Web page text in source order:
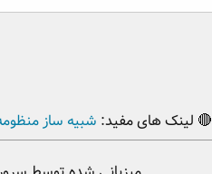
🔴 لینک های مفید: شبیه ساز